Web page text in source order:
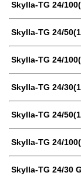
Skylla-TG 24/
Skylla-TG 24/
Skylla-TG 24/
Skylla-TG 24/
Skylla-TG 24/
Skylla-TG 24/
Skylla-TG 24/30